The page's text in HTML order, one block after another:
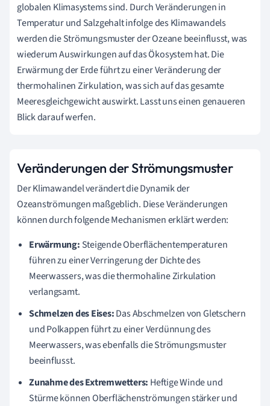
globalen Klimasystems sind. Durch Veränderungen in
Temperatur und Salzgehalt infolge des Klimawandels
werden die Strömungsmuster der Ozeane beeinflusst, was
wiederum Auswirkungen auf das Ökosystem hat. Die
Erwärmung der Erde führt zu einer Veränderung der
thermohalinen Zirkulation, was sich auf das gesamte
Meeresgleichgewicht auswirkt. Lasst uns einen genaueren
Blick darauf werfen.
Veränderungen der Strömungsmuster
Der Klimawandel verändert die Dynamik der
Ozeanströmungen maßgeblich. Diese Veränderungen
können durch folgende Mechanismen erklärt werden:
Erwärmung: Steigende Oberflächentemperaturen
führen zu einer Verringerung der Dichte des
Meerwassers, was die thermohaline Zirkulation
verlangsamt.
Schmelzen des Eises:Das Abschmelzen von Gletschern
und Polkappen führt zu einer Verdünnung des
Meerwassers, was ebenfalls die Strömungsmuster
beeinflusst.
Zunahme des Extremwetters: Heftige Winde und
Stürme können Oberflächenströmungen stärker und